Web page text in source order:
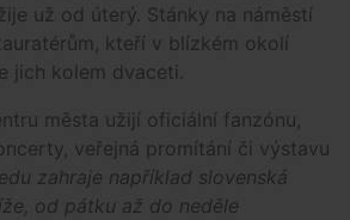
už od úterý. Stánky na náměstí
kteří v blízkém okolí
jich kolem dvaceti.
města užijí oficiální fanzónu,
veřejná promítání či výstavu
zahraje například slovenská
od pátku až do neděle